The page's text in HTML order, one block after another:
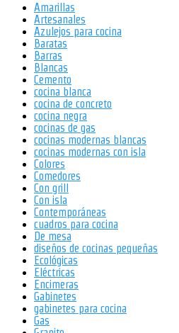
Amarillas
Artesanales
Azulejos para cocina
Baratas
Barras
Blancas
Cemento
cocina blanca
cocina de concreto
cocina negra
cocinas de gas
cocinas modernas blancas
cocinas modernas con isla
Colores
Comedores
Con grill
Con isla
Contemporáneas
cuadros para cocina
De mesa
diseños de cocinas pequeñas
Ecológicas
Eléctricas
Encimeras
Gabinetes
gabinetes para cocina
Gas